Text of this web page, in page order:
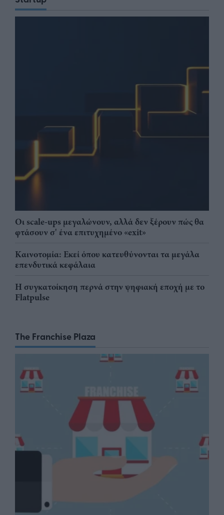
Οι scale-ups μεγαλώνουν, αλλά δεν ξέρουν πώς θα
φτάσουν σ' ένα επιτυχημένο «exit»
Καινοτομία: Εκεί όπου κατευθύνονται τα μεγάλα
επενδυτικά κεφάλαια
Η συγκατοίκηση περνά στην ψηφιακή εποχή με το
Flatpulse
The Franchise Plaza